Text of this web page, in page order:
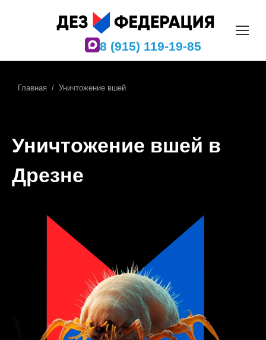
8 (915) 119-19-85
Вы здесь:
Главная Уничтожение вшей
Уничтожение вшей в
Дрезне